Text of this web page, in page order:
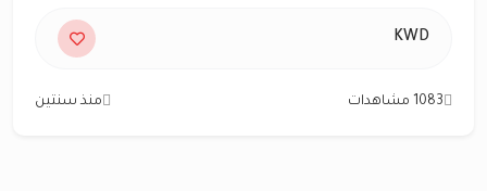
KWD
1083 مشاهدات منذ سنتين